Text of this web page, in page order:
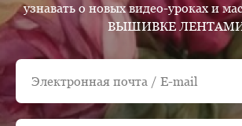
узнавать о новых видео-уроках и
ВЫШИВКЕ